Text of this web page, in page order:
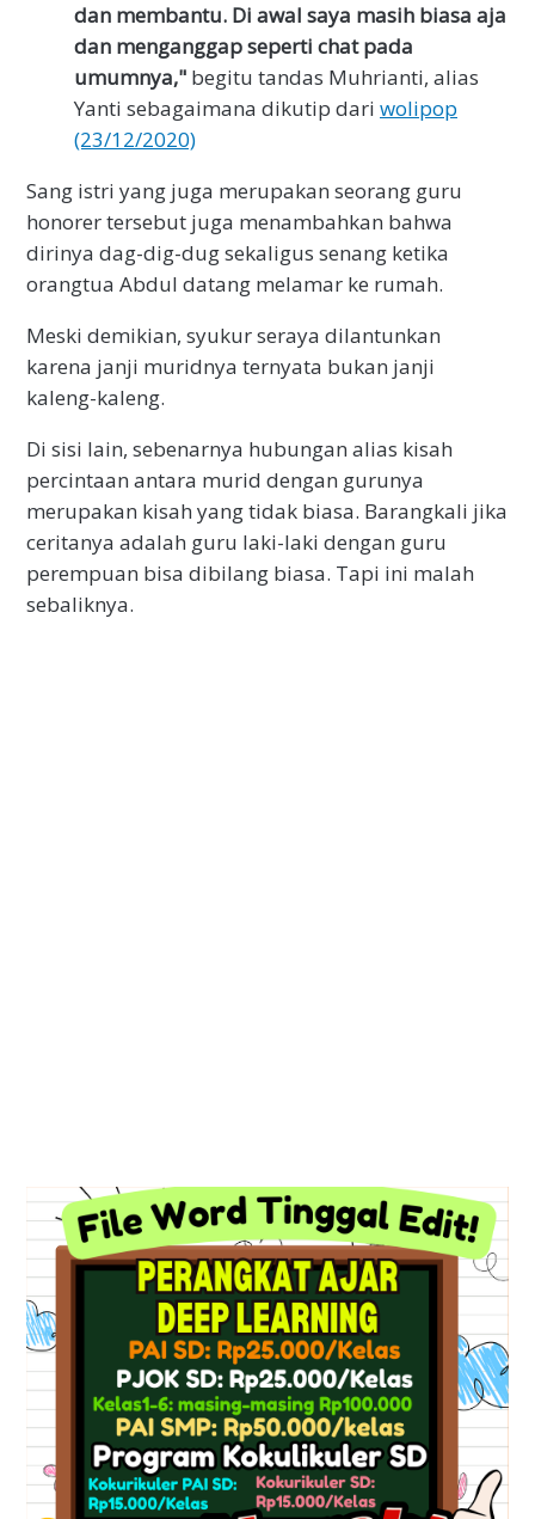
dan membantu. Di awal saya masih biasa aja
dan menganggap seperti chat pada
umumnya," begitu tandas Muhrianti, alias
Yanti sebagaimana dikutip dari wolipop
(23/12/2020)
Sang istri yang juga merupakan seorang guru
honorer tersebut juga menambahkan bahwa
dirinya dag-dig-dug sekaligus senang ketika
orangtua Abdul datang melamar ke rumah.
Meski demikian, syukur seraya dilantunkan
karena janji muridnya ternyata bukan janji
kaleng-kaleng.
Di sisi lain, sebenarnya hubungan alias kisah
percintaan antara murid dengan gurunya
merupakan kisah yang tidak biasa. Barangkali jika
ceritanya adalah guru laki-laki dengan guru
perempuan bisa dibilang biasa. Tapi ini malah
sebaliknya.